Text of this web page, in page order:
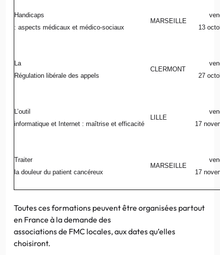
Handicaps
: aspects médicaux et médico-sociaux
MARSEILLE
13
La
Régulation libérale des appels
CLERMONT
27
L’outil
informatique et Internet : maîtrise et efficacité
LILLE
17
Traiter
la douleur du patient cancéreux
MARSEILLE
17
Toutes ces formations peuvent être organisées partout
en France à la demande des
associations de FMC locales, aux dates qu’elles
choisiront.